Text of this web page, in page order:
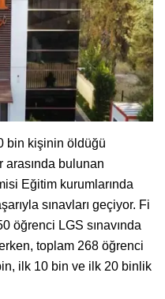
bin kişinin öldüğü
bulunan
Eğitim kurumlarında
sınavları geçiyor. Fi
öğrenci LGS sınavında
toplam 268 öğrenci
ilk 10 bin ve ilk 20 binlik